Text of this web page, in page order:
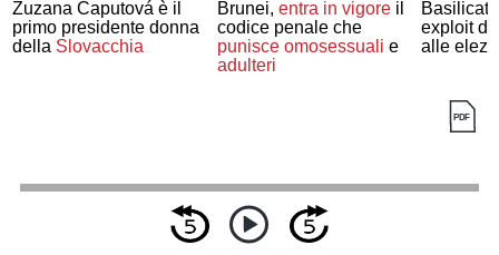
Zuzana Čaputová è il
primo presidente donna
della Slovacchia
Brunei, entra in vigoreil
codice penale che
punisce omosessuali e
adulteri
exploit
alle